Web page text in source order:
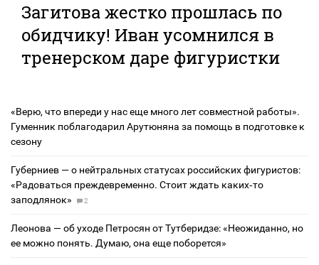
Загитова жестко прошлась по
обидчику! Иван усомнился в
тренерском даре фигуристки
«Верю, что впереди у нас еще много лет совместной работы».
Гуменник поблагодарил Арутюняна за помощь в подготовке к
сезону
Губерниев — о нейтральных статусах российских фигуристов:
«Радоваться преждевременно. Стоит ждать каких‑то
заподлянок»
2
Леонова — об уходе Петросян от Тутберидзе: «Неожиданно, но
ее можно понять. Думаю, она еще поборется»